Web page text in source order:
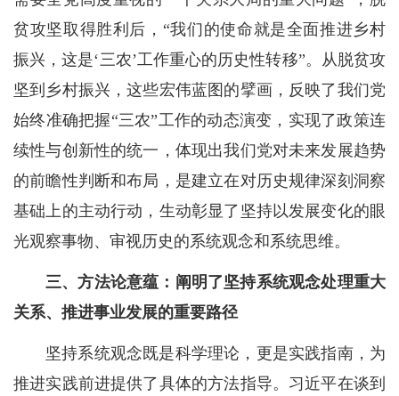
贫攻坚取得胜利后，“我们的使命就是全面推进乡村
振兴，这是‘三农’工作重心的历史性转移”。从脱贫攻
坚到乡村振兴，这些宏伟蓝图的擘画，反映了我们党
始终准确把握“三农”工作的动态演变，实现了政策连
续性与创新性的统一，体现出我们党对未来发展趋势
的前瞻性判断和布局，是建立在对历史规律深刻洞察
基础上的主动行动，生动彰显了坚持以发展变化的眼
光观察事物、审视历史的系统观念和系统思维。
三、方法论意蕴：阐明了坚持系统观念处理重大
关系、推进事业发展的重要路径
坚持系统观念既是科学理论，更是实践指南，为
推进实践前进提供了具体的方法指导。习近平在谈到